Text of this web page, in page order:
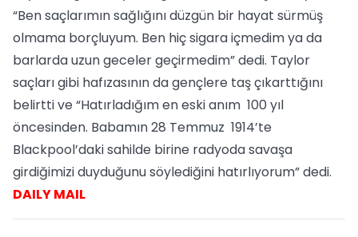
“Ben saçlarımın sağlığını düzgün bir hayat sürmüş
olmama borçluyum. Ben hiç sigara içmedim ya da
barlarda uzun geceler geçirmedim” dedi. Taylor
saçları gibi hafızasının da gençlere taş çıkarttığını
belirtti ve “Hatırladığım en eski anım 100 yıl
öncesinden. Babamın 28 Temmuz 1914’te
Blackpool’daki sahilde birine radyoda savaşa
girdiğimizi duyduğunu söylediğini hatırlıyorum” dedi.
DAILY MAIL